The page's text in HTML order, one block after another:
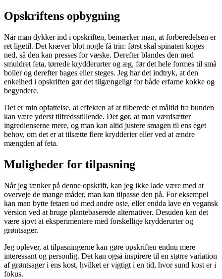
Opskriftens opbygning
Når man dykker ind i opskriften, bemærker man, at forberedelsen er
ret ligetil. Det kræver blot nogle få trin: først skal spinaten koges
ned, så den kan presses for væske. Derefter blandes den med
smuldret feta, tørrede krydderurter og æg, før det hele formes til små
boller og derefter bages eller steges. Jeg har det indtryk, at den
enkelhed i opskriften gør det tilgængeligt for både erfarne kokke og
begyndere.
Det er min opfattelse, at effekten af at tilberede et måltid fra bunden
kan være yderst tilfredsstillende. Det gør, at man værdsætter
ingredienserne mere, og man kan altid justere smagen til ens eget
behov, om det er at tilsætte flere krydderier eller ved at ændre
mængden af feta.
Muligheder for tilpasning
Når jeg tænker på denne opskrift, kan jeg ikke lade være med at
overveje de mange måder, man kan tilpasse den på. For eksempel
kan man bytte fetaen ud med andre oste, eller endda lave en vegansk
version ved at bruge plantebaserede alternativer. Desuden kan det
være sjovt at eksperimentere med forskellige krydderurter og
grøntsager.
Jeg oplever, at tilpasningerne kan gøre opskriften endnu mere
interessant og personlig. Det kan også inspirere til en større variation
af grøntsager i ens kost, hvilket er vigtigt i en tid, hvor sund kost er i
fokus.